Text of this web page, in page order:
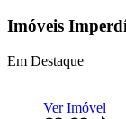
Imóveis
Em Destaque
Ver Imóvel